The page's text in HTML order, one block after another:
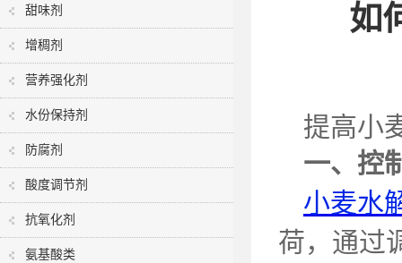
甜味剂
增稠剂
营养强化剂
水份保持剂
防腐剂
酸度调节剂
抗氧化剂
氨基酸类
如
提高小
一、控
小麦水
荷，通过